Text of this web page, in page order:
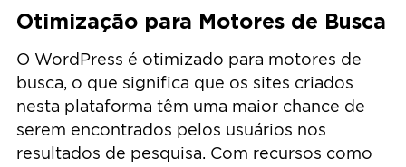
Otimização para Motores de Busca
O WordPress é otimizado para motores de
busca, o que significa que os sites criados
nesta plataforma têm uma maior chance de
serem encontrados pelos usuários nos
resultados de pesquisa. Com recursos como